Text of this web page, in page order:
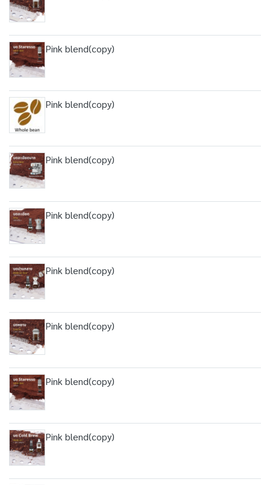
Pink blend(copy)
Pink blend(copy)
Pink blend(copy)
Pink blend(copy)
Pink blend(copy)
Pink blend(copy)
Pink blend(copy)
Pink blend(copy)